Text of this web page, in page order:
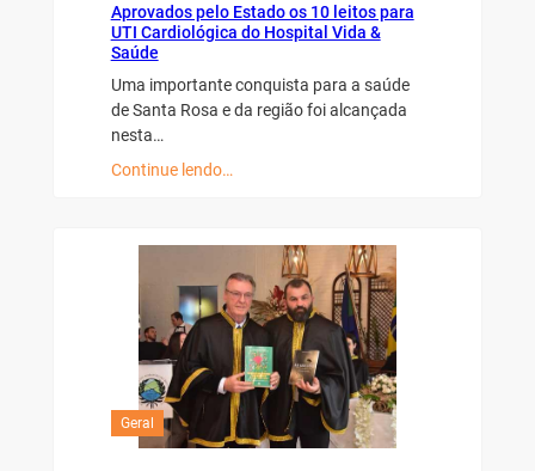
Aprovados pelo Estado os 10 leitos para
UTI Cardiológica do Hospital Vida &
Saúde
Uma importante conquista para a saúde
de Santa Rosa e da região foi alcançada
nesta…
Continue lendo…
Geral